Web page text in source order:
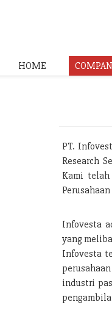
HOME
PT.
Research
Kami
Infovesta
yang
Infovesta
industri